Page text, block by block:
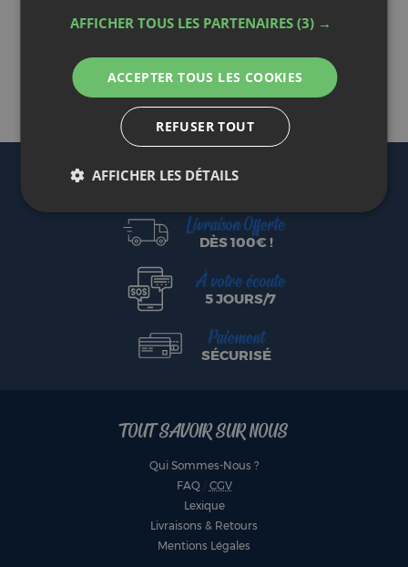
produire jusqu’à 1 kg de fibres de polyester recyclé,
résistante
qu’une fibre de polyester classique.
Le polyester Lifill+Eco estrecyclable. C’est un
cercle
vertueux!
Marque
FRANÇAISE
Livraison Offerte
DÈS 100€ !
À votre écoute
5 JOURS/7
Paiement
SÉCURISÉ
TOUT SAVOIR SUR NOUS
Qui Sommes-Nous ?
FAQ/ CGV
Lexique
Livraisons & Retours
Mentions Légales
AFFICHER TOUS LES PARTENAIRES(3) →
ACCEPTER TOUS LES COOKIES
REFUSER TOUT
AFFICHER LES DÉTAILS